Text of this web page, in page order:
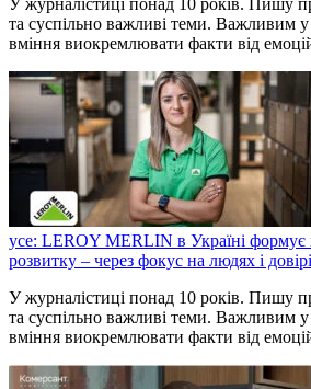
У журналістиці понад 10 років. Пишу
та суспільно важливі теми. Важливим
вміння виокремлювати факти від
усе: LEROY MERLIN в Україні формує
розвитку – через фокус на людях і довірі
У журналістиці понад 10 років. Пишу
та суспільно важливі теми. Важливим
вміння виокремлювати факти від